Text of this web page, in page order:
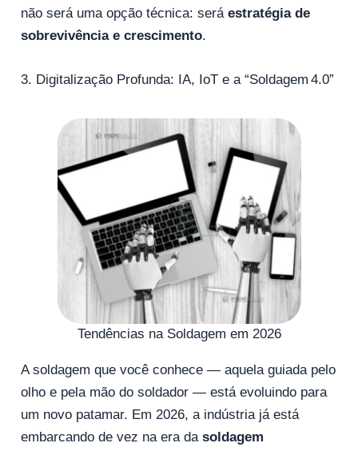
não será uma opção técnica: seráestratégia de
sobrevivência e crescimento.
3. Digitalização Profunda: IA, IoT e a “Soldagem 4.0”
Tendências na Soldagem em 2026
A soldagem que você conhece — aquela guiada pelo
olho e pela mão do soldador — está evoluindo para
um novo patamar. Em 2026, a indústria já está
embarcando de vez na era dasoldagem